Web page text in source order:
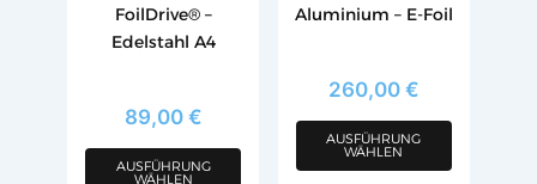
FoilDrive® –
Edelstahl A4
89,00 €
AUSFÜHRUNG
WÄHLEN
werden
Aluminium – E-Foil
260,00 €
AUSFÜHRUNG
WÄHLEN
gewählt
werden